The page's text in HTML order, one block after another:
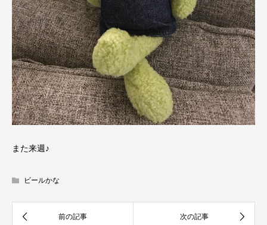
また来週♪
ビールかな